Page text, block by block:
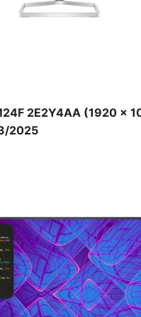
DisplayPort, HDMI
2E2Y4AA (1920 x
2025